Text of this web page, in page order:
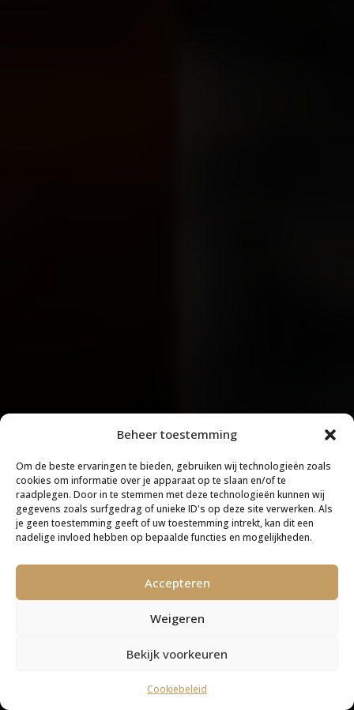
Beheer toestemming
Om de beste ervaringen te bieden, gebruiken wij technologieën zoals
cookies om informatie over je apparaat op te slaan en/of te
raadplegen. Door in te stemmen met deze technologieën kunnen wij
gegevens zoals surfgedrag of unieke ID's op deze site verwerken. Als
je geen toestemming geeft of uw toestemming intrekt, kan dit een
nadelige invloed hebben op bepaalde functies en mogelijkheden.
Accepteren
Weigeren
Bekijk voorkeuren
Cookiebeleid